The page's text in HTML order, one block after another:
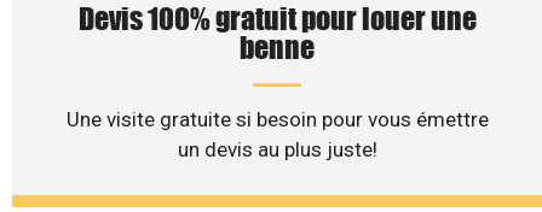
Devis 100% gratuit pour louer une
benne
Une visite gratuite si besoin pour vous émettre
un devis au plus juste!